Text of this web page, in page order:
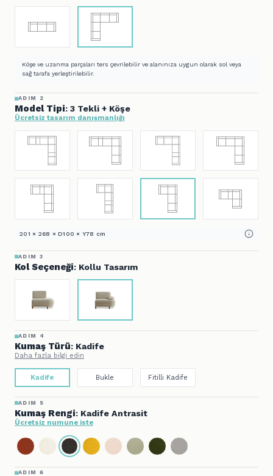
Köşe ve uzanma parçaları ters çevrilebilir ve alanınıza uygun olarak sol veya
sağ tarafa yerleştirilebilir.
ADIM 2
Model Tipi: 3 Tekli + Köşe
Ücretsiz tasarım danışmanlığı
201 × 268 × D100 × Y78 cm
ADIM 3
Kol Seçeneği: Kollu Tasarım
ADIM 4
Kumaş Türü: Kadife
Daha fazla bilgi edin
Kadife Bukle Fitilli Kadife
ADIM 5
Kumaş Rengi: Kadife Antrasit
Ücretsiz numune iste
ADIM 6